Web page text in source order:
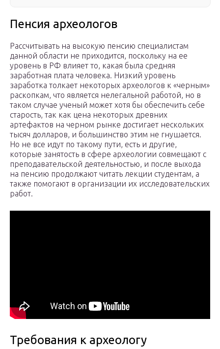
Пенсия археологов
Рассчитывать на высокую пенсию специалистам
данной области не приходится, поскольку на ее
уровень в РФ влияет то, какая была средняя
заработная плата человека. Низкий уровень
заработка толкает некоторых археологов к «черным»
раскопкам, что является нелегальной работой, но в
таком случае ученый может хотя бы обеспечить себе
старость, так как цена некоторых древних
артефактов на черном рынке достигает нескольких
тысяч долларов, и большинство этим не гнушается.
Но не все идут по такому пути, есть и другие,
которые занятость в сфере археологии совмещают с
преподавательской деятельностью, и после выхода
на пенсию продолжают читать лекции студентам, а
также помогают в организации их исследовательских
работ.
Требования к археологу